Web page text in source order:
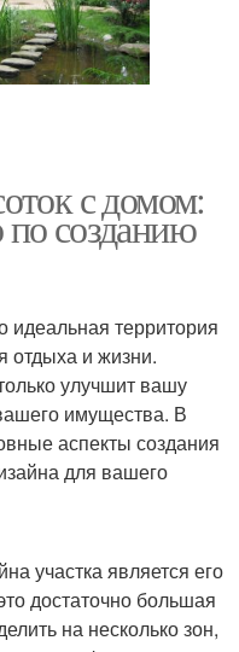
с домом:
по созданию
идеальная территория
отдыха и жизни.
улучшит вашу
имущества. В
аспекты создания
для вашего
участка является его
достаточно большая
на несколько зон,